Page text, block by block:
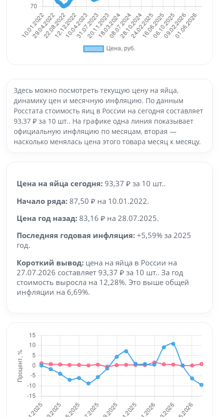
Здесь можно посмотреть текущую цену на яйца,
динамику цен и месячную инфляцию. По данным
Росстата стоимость яиц в России на сегодня составляет
93,37 ₽ за 10 шт.. На графике одна линия показывает
официальную инфляцию по месяцам, вторая —
насколько менялась цена этого товара месяц к месяцу.
Цена на яйца сегодня: 93,37 ₽ за 10 шт..
Начало ряда: 87,50 ₽ на 10.01.2022.
Цена год назад: 83,16 ₽ на 28.07.2025.
Последняя годовая инфляция: +5,59% за 2025
год.
Короткий вывод: цена на яйца в России на
27.07.2026 составляет 93,37 ₽ за 10 шт.. За год
стоимость выросла на 12,28%. Это выше общей
инфляции на 6,69%.